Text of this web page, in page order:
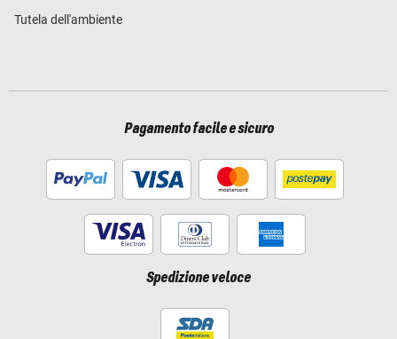
Tutela dell'ambiente
Pagamento facile e sicuro
Spedizione veloce